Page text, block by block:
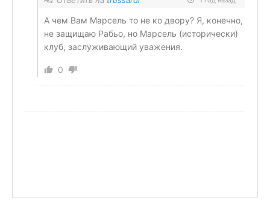
А чем Вам Марсель то не ко двору? Я, конечно,
не защищаю Рабьо, но Марсель (исторически)
клуб, заслуживающий уважения.
0